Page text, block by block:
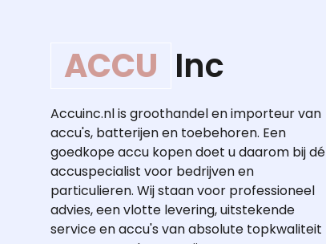
ACCU Inc
Accuinc.nl is groothandel en importeur van
accu's, batterijen en toebehoren. Een
goedkope accu kopen doet u daarom bij dé
accuspecialist voor bedrijven en
particulieren. Wij staan voor professioneel
advies, een vlotte levering, uitstekende
service en accu's van absolute topkwaliteit